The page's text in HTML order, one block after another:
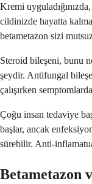
Kremi
cildinizde hayatta
betametazon sizi mutsuz
Steroid bileşeni, bunu
şeydir. Antifungal
çalışırken
Çoğu insan tedaviye
başlar, ancak
sürebilir. Anti-
Betametazon